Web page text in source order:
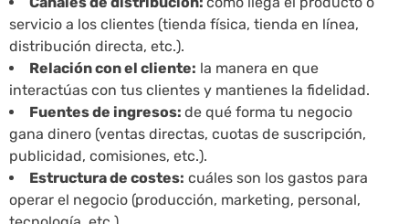
servicio a los clientes (tienda física, tienda en línea,
distribución directa, etc.).
Relación con el cliente: la manera en que
interactúas con tus clientes y mantienes la fidelidad.
Fuentes de ingresos: de qué forma tu negocio
gana dinero (ventas directas, cuotas de suscripción,
publicidad, comisiones, etc.).
Estructura de costes: cuáles son los gastos para
operar el negocio (producción, marketing, personal,